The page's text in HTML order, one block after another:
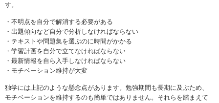
す。
・不明点を自分で解消する必要がある
・出題傾向など自分で分析しなければならない
・テキストや問題集を選ぶのに時間がかかる
・学習計画を自分で立てなければならない
・最新情報を自ら入手しなければならない
・モチベーション維持が大変
独学には上記のような懸念点があります。勉強期間も長期に及ぶため、
モチベーションを維持するのも簡単ではありません。それらを踏まえて